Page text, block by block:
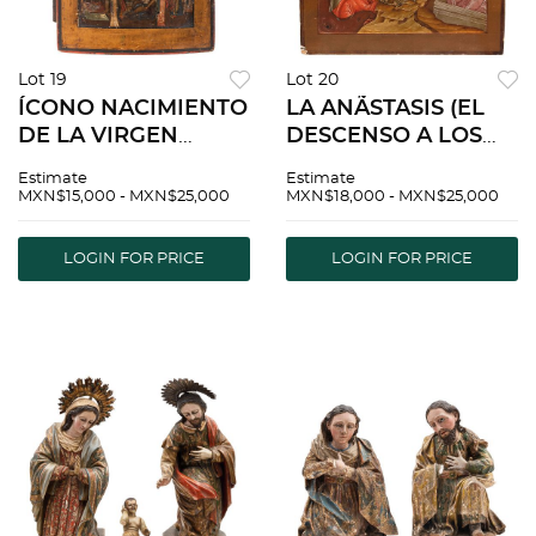
Lot 19
ÍCONO NACIMIENTO
DE LA VIRGEN
Óleo sobre tabla
conservación. 36.5 x
29 cm
Estimate
MXN$15,000 - MXN$25,000
LOGIN FOR PRICE
Lot 20
LA ANÃSTASIS (EL
DESCENSO A LOS
SIGLO XIX Ã“leo
42.5 cm
Estimate
MXN$18,000 - MXN$25,000
LOGIN FOR PRICE